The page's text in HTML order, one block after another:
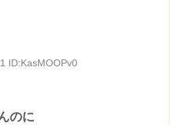
ID:KasMOOPv0
のに